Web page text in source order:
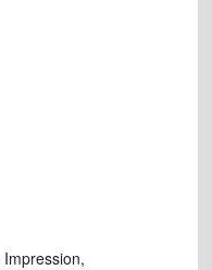
Impression,